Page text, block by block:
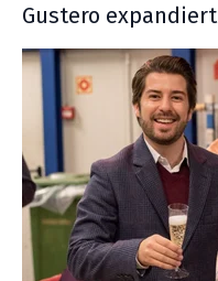
Gustero expandiert